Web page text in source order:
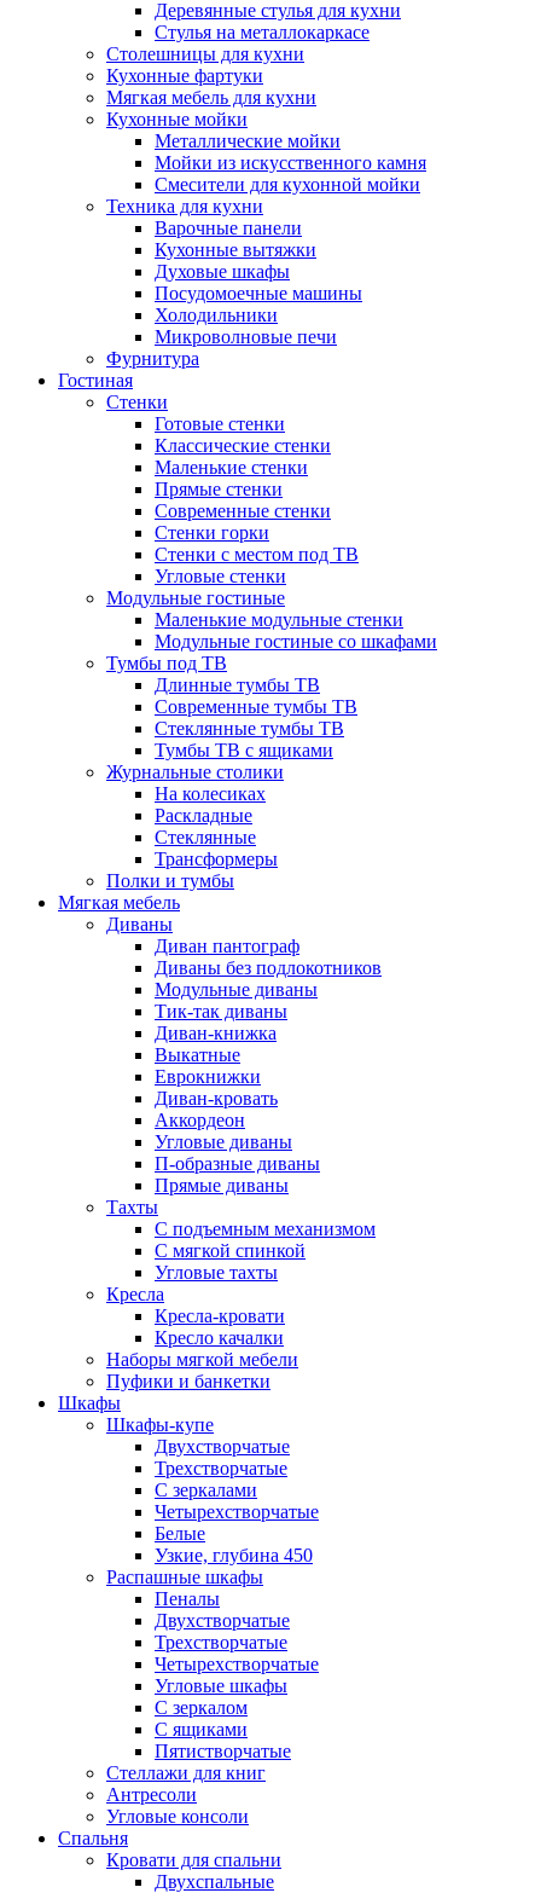
Деревянные стулья для кухни
Стулья на металлокаркасе
Столешницы для кухни
Кухонные фартуки
Мягкая мебель для кухни
Кухонные мойки
Металлические мойки
Мойки из искусственного камня
Смесители для кухонной мойки
Техника для кухни
Варочные панели
Кухонные вытяжки
Духовые шкафы
Посудомоечные машины
Холодильники
Микроволновые печи
Фурнитура
Гостиная
Стенки
Готовые стенки
Классические стенки
Маленькие стенки
Прямые стенки
Современные стенки
Стенки горки
Стенки с местом под ТВ
Угловые стенки
Модульные гостиные
Маленькие модульные стенки
Модульные гостиные со шкафами
Тумбы под ТВ
Длинные тумбы ТВ
Современные тумбы ТВ
Стеклянные тумбы ТВ
Тумбы ТВ с ящиками
Журнальные столики
На колесиках
Раскладные
Стеклянные
Трансформеры
Полки и тумбы
Мягкая мебель
Диваны
Диван пантограф
Диваны без подлокотников
Модульные диваны
Тик-так диваны
Диван-книжка
Выкатные
Еврокнижки
Диван-кровать
Аккордеон
Угловые диваны
П-образные диваны
Прямые диваны
Тахты
С подъемным механизмом
С мягкой спинкой
Угловые тахты
Кресла
Кресла-кровати
Кресло качалки
Наборы мягкой мебели
Пуфики и банкетки
Шкафы
Шкафы-купе
Двухстворчатые
Трехстворчатые
С зеркалами
Четырехстворчатые
Белые
Узкие, глубина 450
Распашные шкафы
Пеналы
Двухстворчатые
Трехстворчатые
Четырехстворчатые
Угловые шкафы
С зеркалом
С ящиками
Пятистворчатые
Стеллажи для книг
Антресоли
Угловые консоли
Спальня
Кровати для спальни
Двухспальные